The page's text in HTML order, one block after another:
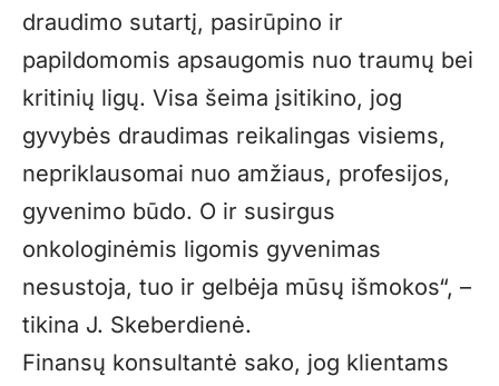
draudimo sutartį, pasirūpino ir
papildomomis apsaugomis nuo traumų bei
kritinių ligų. Visa šeima įsitikino, jog
gyvybės draudimas reikalingas visiems,
nepriklausomai nuo amžiaus, profesijos,
gyvenimo būdo. O ir susirgus
onkologinėmis ligomis gyvenimas
nesustoja, tuo ir gelbėja mūsų išmokos“, –
tikina J. Skeberdienė.
Finansų konsultantė sako, jog klientams